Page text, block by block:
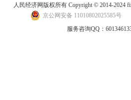
人民经济网版权所有 Copyright © 2014-2024
京公网安备 11010802025585号
服务咨询QQ：